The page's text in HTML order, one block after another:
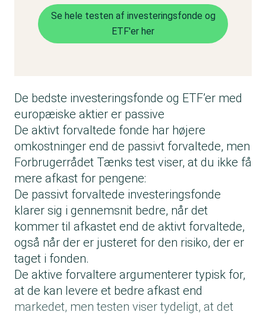
Se hele testen af investeringsfonde og
ETF'er her
De bedste investeringsfonde og ETF’er med
europæiske aktier er passive
De aktivt forvaltede fonde har højere
omkostninger end de passivt forvaltede, men
Forbrugerrådet Tænks test viser, at du ikke få
mere afkast for pengene:
De passivt forvaltede investeringsfonde
klarer sig i gennemsnit bedre, når det
kommer til afkastet end de aktivt forvaltede,
også når der er justeret for den risiko, der er
taget i fonden.
De aktive forvaltere argumenterer typisk for,
at de kan levere et bedre afkast end
markedet, men testen viser tydeligt, at det